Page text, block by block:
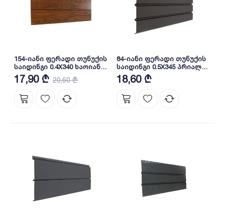
154-იანი ფერადი თუნუქის
საიდინგი 0.4X340 ხაოიანი
WOOD NOVA
17,90 ₾ 20,60 ₾
84-იანი ფერადი თუნუქის
საიდინგი 0.5X345 პრიალა
RAL 8019 NOVA
18,60 ₾